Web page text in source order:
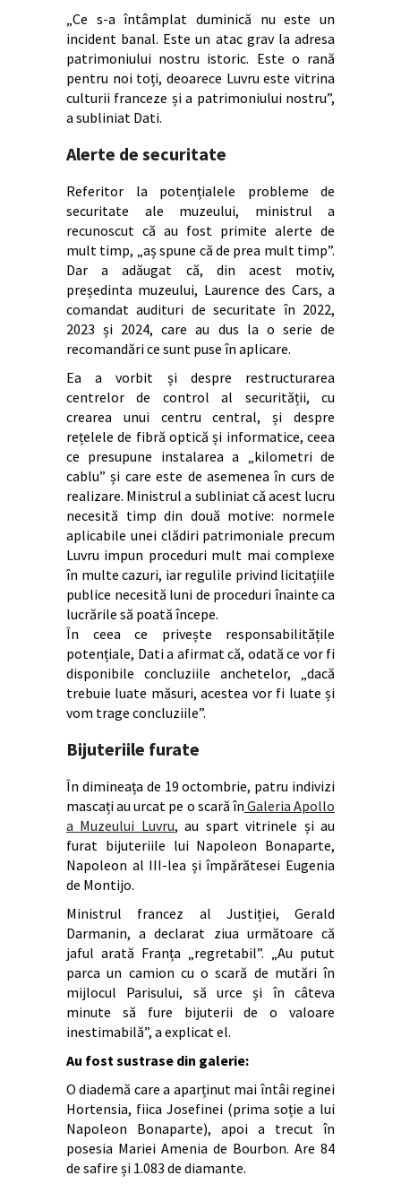
„Ce s-a întâmplat duminică nu este un
incident banal. Este un atac grav la adresa
patrimoniului nostru istoric. Este o rană
pentru noi toți, deoarece Luvru este vitrina
culturii franceze și a patrimoniului nostru”,
a subliniat Dati.
Alerte de securitate
Referitor la potențialele probleme de
securitate ale muzeului, ministrul a
recunoscut că au fost primite alerte de
mult timp, „aș spune că de prea mult timp”.
Dar a adăugat că, din acest motiv,
președinta muzeului, Laurence des Cars, a
comandat audituri de securitate în 2022,
2023 și 2024, care au dus la o serie de
recomandări ce sunt puse în aplicare.
Ea a vorbit și despre restructurarea
centrelor de control al securității, cu
crearea unui centru central, și despre
rețelele de fibră optică și informatice, ceea
ce presupune instalarea a „kilometri de
cablu” și care este de asemenea în curs de
realizare. Ministrul a subliniat că acest lucru
necesită timp din două motive: normele
aplicabile unei clădiri patrimoniale precum
Luvru impun proceduri mult mai complexe
în multe cazuri, iar regulile privind licitațiile
publice necesită luni de proceduri înainte ca
lucrările să poată începe.
În ceea ce privește responsabilitățile
potențiale, Dati a afirmat că, odată ce vor fi
disponibile concluziile anchetelor, „dacă
trebuie luate măsuri, acestea vor fi luate și
vom trage concluziile”.
Bijuteriile furate
În dimineața de 19 octombrie, patru indivizi
mascați au urcat pe o scară în Galeria Apollo
a Muzeului Luvru, au spart vitrinele și au
furat bijuteriile lui Napoleon Bonaparte,
Napoleon al III-lea și împărătesei Eugenia
de Montijo.
Ministrul francez al Justiției, Gerald
Darmanin, a declarat ziua următoare că
jaful arată Franța „regretabil”. „Au putut
parca un camion cu o scară de mutări în
mijlocul Parisului, să urce și în câteva
minute să fure bijuterii de o valoare
inestimabilă”, a explicat el.
Au fost sustrase din galerie:
O diademă care a aparținut mai întâi reginei
Hortensia, fiica Josefinei (prima soție a lui
Napoleon Bonaparte), apoi a trecut în
posesia Mariei Amenia de Bourbon. Are 84
de safire și 1.083 de diamante.